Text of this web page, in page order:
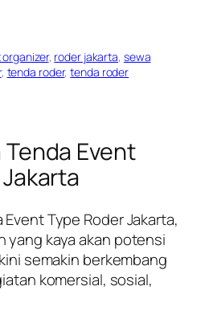
organizer, roder jakarta, sewa
, tenda roder, tenda roder
Event
Type Roder Jakarta,
yang kaya akan potensi
semakin berkembang
komersial, sosial,